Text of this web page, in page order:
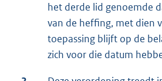
het derde lid genoemde
van de heffing, met dien
toepassing blijft op de
zich voor die datum